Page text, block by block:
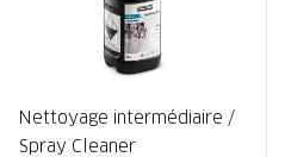
Nettoyage intermédiaire /
Spray Cleaner